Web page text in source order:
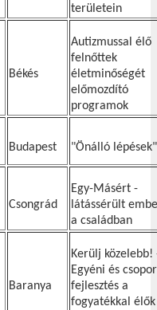
területein
Békés
Autizmussal élő
felnőttek
életminőségét
előmozdító
programok
Budapest "Önálló lépések"
Csongrád
Egy-Másért -
látássérült
a családban
Baranya
Kerülj közelebb!
Egyéni és
fejlesztés a
fogyatékkal élők